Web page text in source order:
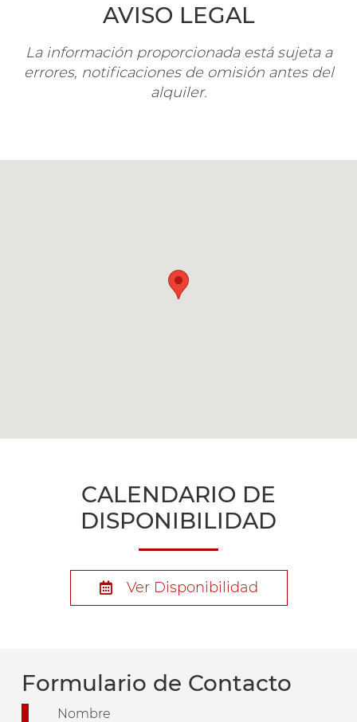
AVISO LEGAL
La información proporcionada está sujeta a
errores, notificaciones de omisión antes del
alquiler.
CALENDARIO DE
DISPONIBILIDAD
Ver Disponibilidad
Formulario de Contacto
Nombre